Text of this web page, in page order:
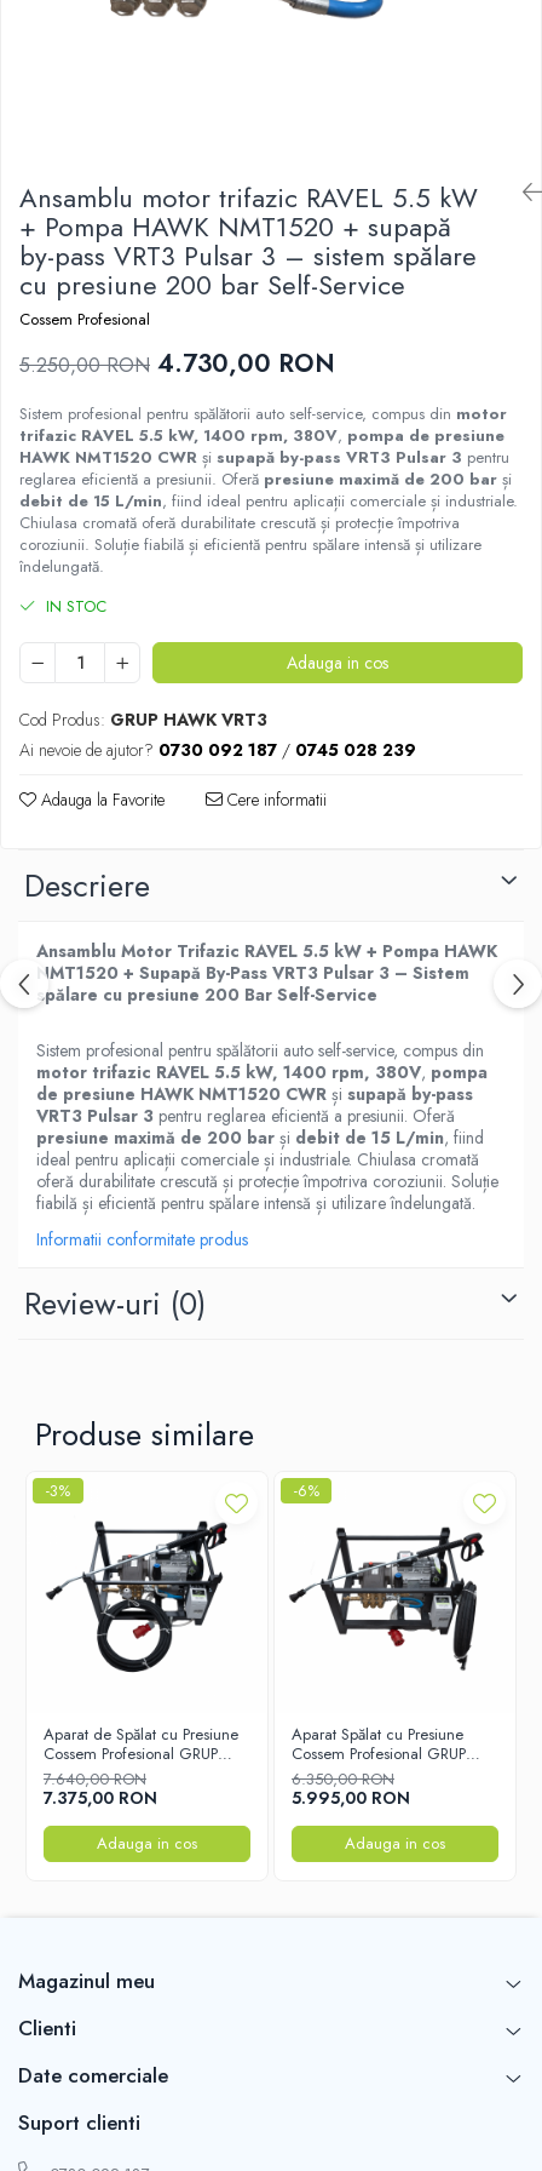
Ansamblu motor trifazic RAVEL 5.5 kW
+ Pompa HAWK NMT1520 + supapă
by-pass VRT3 Pulsar 3 – sistem spălare
cu presiune 200 bar Self-Service
Cossem Profesional
5.250,00 RON 4.730,00 RON
Sistem profesional pentru spălătorii auto self-service, compus din motor
trifazic RAVEL 5.5 kW, 1400 rpm, 380V, pompa de presiune
HAWK NMT1520 CWR și supapă by-pass VRT3 Pulsar 3 pentru
reglarea eficientă a presiunii. Oferă presiune maximă de 200 bar și
debit de 15 L/min, fiind ideal pentru aplicații comerciale și industriale.
Chiulasa cromată oferă durabilitate crescută și protecție împotriva
coroziunii. Soluție fiabilă și eficientă pentru spălare intensă și utilizare
îndelungată.
IN STOC
Adauga in cos
Cod Produs: GRUP HAWK VRT3
Ai nevoie de ajutor? 0730 092 187 / 0745 028 239
Adauga la Favorite Cere informatii
Descriere
Ansamblu Motor Trifazic RAVEL 5.5 kW + Pompa HAWK
NMT1520 + Supapă By-Pass VRT3 Pulsar 3 – Sistem
spălare cu presiune 200 Bar Self-Service
Sistem profesional pentru spălătorii auto self-service, compus din
motor trifazic RAVEL 5.5 kW, 1400 rpm, 380V, pompa
de presiune HAWK NMT1520 CWR și supapă by-pass
VRT3 Pulsar 3 pentru reglarea eficientă a presiunii. Oferă
presiune maximă de 200 bar și debit de 15 L/min, fiind
ideal pentru aplicații comerciale și industriale. Chiulasa cromată
oferă durabilitate crescută și protecție împotriva coroziunii. Soluție
fiabilă și eficientă pentru spălare intensă și utilizare îndelungată.
Informatii conformitate produs
Review-uri (0)
Produse similare
-3%
Aparat de Spălat cu Presiune
Cossem Profesional GRUP
MAZZONI 380V – 250 Bar
15 l/min Total Stop
7.640,00 RON
7.375,00 RON
Adauga in cos
-6%
Aparat Spălat cu Presiune
Cossem Profesional GRUP
MAZZONI 380V – 250 Bar
15 l/min
6.350,00 RON
5.995,00 RON
Adauga in cos
Magazinul meu
Clienti
Date comerciale
Suport clienti